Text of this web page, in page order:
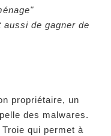
de gagner de
propriétaire, un
des malwares.
qui permet à